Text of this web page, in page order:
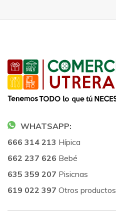
WHATSAPP:
666 314 213 Hípica
662 237 626 Bebé
635 359 207 Pisicnas
619 022 397 Otros productos